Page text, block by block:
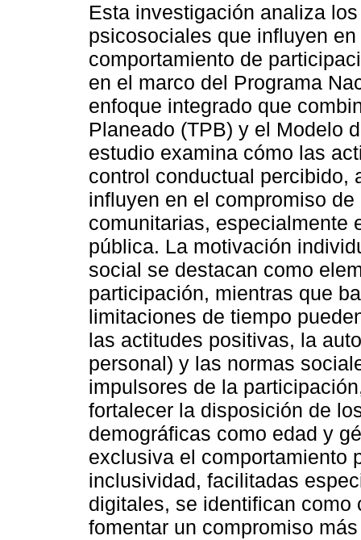
Esta investigación analiza
psicosociales que influyen
comportamiento de
en el marco del Programa
enfoque integrado que
Planeado (TPB) y el Modelo
estudio examina cómo las
control conductual percibido,
influyen en el compromiso
comunitarias, especialmente
pública. La motivación
social se destacan como
participación, mientras que
limitaciones de tiempo
las actitudes positivas, la
personal) y las normas
impulsores de la
fortalecer la disposición de
demográficas como edad y
exclusiva el comportamiento
inclusividad, facilitadas
digitales, se identifican
fomentar un compromiso